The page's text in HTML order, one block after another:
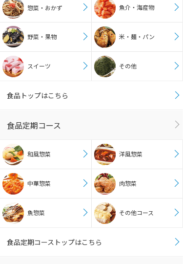
惣菜・おかず 魚介・海産物
野菜・果物 米・麺・パン
スイーツ その他
食品トップはこちら
食品定期コース
和風惣菜 洋風惣菜
中華惣菜 肉惣菜
魚惣菜 その他コース
食品定期コーストップはこちら